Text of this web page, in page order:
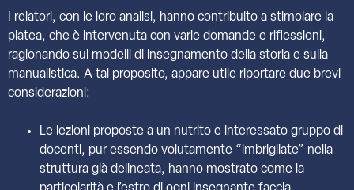
I relatori, con le loro analisi, hanno contribuito a stimolare la
platea, che è intervenuta con varie domande e riflessioni,
ragionando sui modelli di insegnamento della storia e sulla
manualistica. A tal proposito, appare utile riportare due brevi
considerazioni:
Le lezioni proposte a un nutrito e interessato gruppo di
docenti, pur essendo volutamente “imbrigliate” nella
struttura già delineata, hanno mostrato come la